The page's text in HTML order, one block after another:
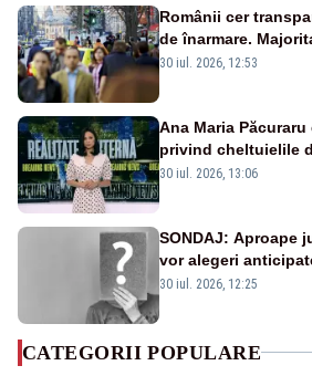
Românii cer
de înarmare.
reală și industrie
30 iul. 2026, 12:53
Ana Maria
privind cheltuielile
cer transparență în
30 iul. 2026, 13:06
SONDAJ: Aproape
vor alegeri
30 iul. 2026, 12:25
CATEGORII POPULARE